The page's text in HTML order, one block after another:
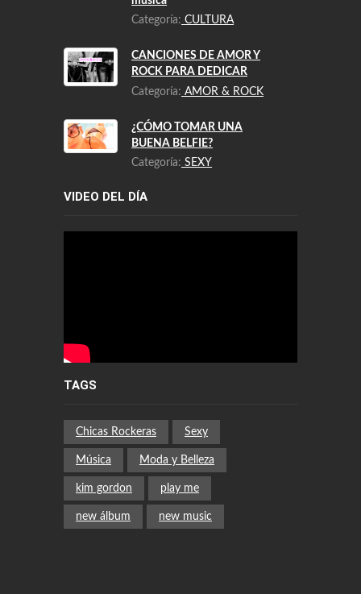
música
Categoría:CULTURA
CANCIONES DE AMOR Y
ROCK PARA DEDICAR
Categoría:AMOR & ROCK
¿CÓMO TOMAR UNA
BUENA BELFIE?
Categoría:SEXY
VIDEO DEL DÍA
TAGS
Chicas Rockeras Sexy
Música Moda y Belleza
kim gordon play me
new álbum new music